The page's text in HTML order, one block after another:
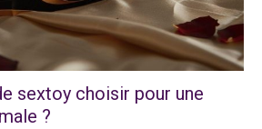
sextoy choisir pour une
?